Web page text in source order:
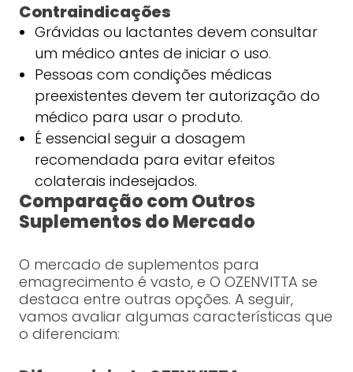
Contraindicações
Grávidas ou lactantes devem consultar
um médico antes de iniciar o uso.
Pessoas com condições médicas
preexistentes devem ter autorização do
médico para usar o produto.
É essencial seguir a dosagem
recomendada para evitar efeitos
colaterais indesejados.
Comparação com Outros
Suplementos do Mercado
O mercado de suplementos para
emagrecimento é vasto, e O OZENVITTA se
destaca entre outras opções. A seguir,
vamos avaliar algumas características que
o diferenciam: